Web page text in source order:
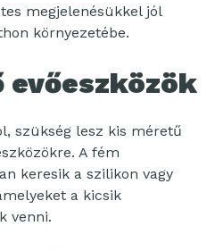
megjelenésükkel jól
környezetébe.
evőeszközök
szükség lesz kis méretű
A fém
keresik a szilikon vagy
a kicsik
venni.